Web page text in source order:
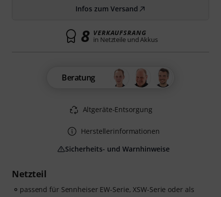
Netzteil
passend für Sennheiser EW-Serie, XSW-Serie oder als
Infos zum Versand
8 VERKAUFSRANG
in Netzteile und Akkus
Beratung
Altgeräte-Entsorgung
Herstellerinformationen
Sicherheits- und Warnhinweise